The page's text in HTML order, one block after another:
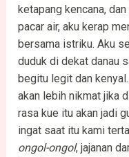
ketapang kencana,
pacar air, aku kerap
bersama istriku. Aku
duduk di dekat danau
begitu legit dan
akan lebih nikmat jika
rasa kue itu akan jadi
ingat saat itu kami
ongol-ongol, jajanan